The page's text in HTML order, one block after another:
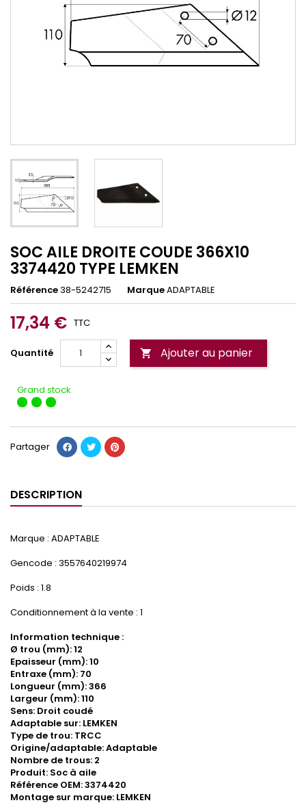
SOC AILE DROITE COUDE 366X10
3374420 TYPE LEMKEN
Référence38-5242715 MarqueADAPTABLE
17,34 € TTC
Quantité  Ajouter au panier
Grand stock
Partager
DESCRIPTION
Marque : ADAPTABLE
Gencode : 3557640219974
Poids : 1.8
Conditionnement à la vente : 1
Information technique :
Ø trou (mm): 12
Epaisseur (mm): 10
Entraxe (mm): 70
Longueur (mm): 366
Largeur (mm): 110
Sens: Droit coudé
Adaptable sur: LEMKEN
Type de trou: TRCC
Origine/adaptable: Adaptable
Nombre de trous: 2
Produit: Soc à aile
Référence OEM: 3374420
Montage sur marque: LEMKEN